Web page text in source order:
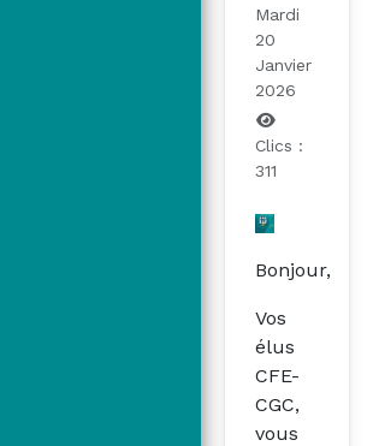
Mardi
20
Janvier
2026
Clics :
311
Bonjour,
Vos
élus
CFE-
CGC,
vous